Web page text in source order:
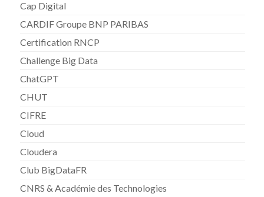
Cap Digital
CARDIF Groupe BNP PARIBAS
Certification RNCP
Challenge Big Data
ChatGPT
CHUT
CIFRE
Cloud
Cloudera
Club BigDataFR
CNRS & Académie des Technologies